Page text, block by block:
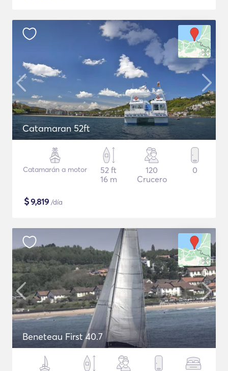
Catamaran 52ft
Catamarán a motor
52 ft
16 m
120
Crucero
0
$9,819 /día
Beneteau First 40.7